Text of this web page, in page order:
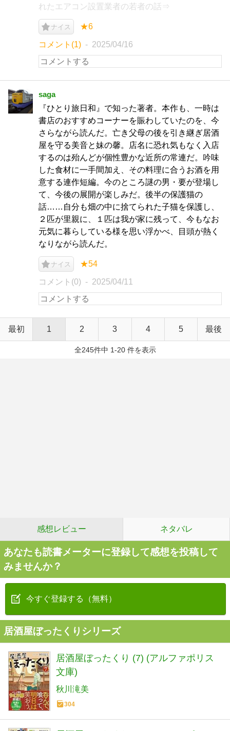
れたエアコン設置業者の若者の話⇒
ナイス ★6
コメント(1) 2025/04/16
saga
『ひとり旅日和』で知った著者。本作も、一時は
書店のおすすめコーナーを賑わしていたのを、今
さらながら読んだ。亡き父母の後を引き継ぎ居酒
屋を守る美音と妹の馨。店名に恐れ気もなく入店
するのは殆んどが個性豊かな近所の常連だ。吟味
した食材に一手間加え、その料理に合うお酒を用
意する連作短編。今のところ謎の男・要が登場し
て、今後の展開が楽しみだ。後半の保護猫の
話……自分も畑の中に捨てられた子猫を保護し、
２匹が里親に、１匹は我が家に残って、今もなお
元気に暮らしている様を思い浮かべ、目頭が熱く
なりながら読んだ。
ナイス ★54
コメント(0) 2025/04/11
最初 1 2 3 4 5 最後
全245件中 1-20 件を表示
感想レビュー ネタバレ
あなたも読書メーターに登録して感想を投稿して
みませんか？
今すぐ登録する（無料）
居酒屋ぼったくりシリーズ
居酒屋ぼったくり (7) (アルファポリス
文庫)
秋川滝美
304